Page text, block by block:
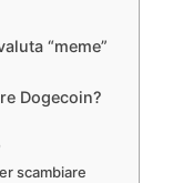
“meme”
Dogecoin?
scambiare